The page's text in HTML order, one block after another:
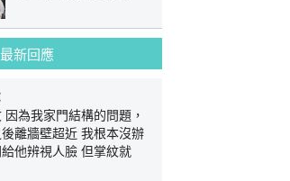
最新回應
為我家門結構的問題，
離牆壁超近 我根本沒辦
他辨視人臉 但掌紋就